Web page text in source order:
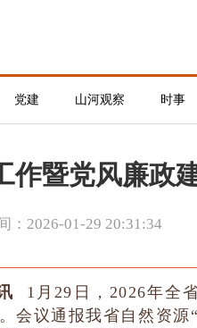
党建 山河观察 时事
作暨党风廉政
：2026-01-29 20:31:34
1月29日，2026年全
会议通报我省自然资源